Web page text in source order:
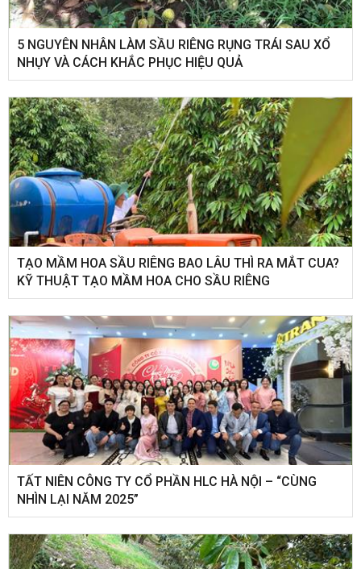
5 NGUYÊN NHÂN LÀM SẦU RIÊNG RỤNG TRÁI SAU XỔ
NHỤY VÀ CÁCH KHẮC PHỤC HIỆU QUẢ
TẠO MẦM HOA SẦU RIÊNG BAO LÂU THÌ RA MẮT CUA?
KỸ THUẬT TẠO MẦM HOA CHO SẦU RIÊNG
​TẤT NIÊN CÔNG TY CỔ PHẦN HLC HÀ NỘI – “CÙNG
NHÌN LẠI NĂM 2025”